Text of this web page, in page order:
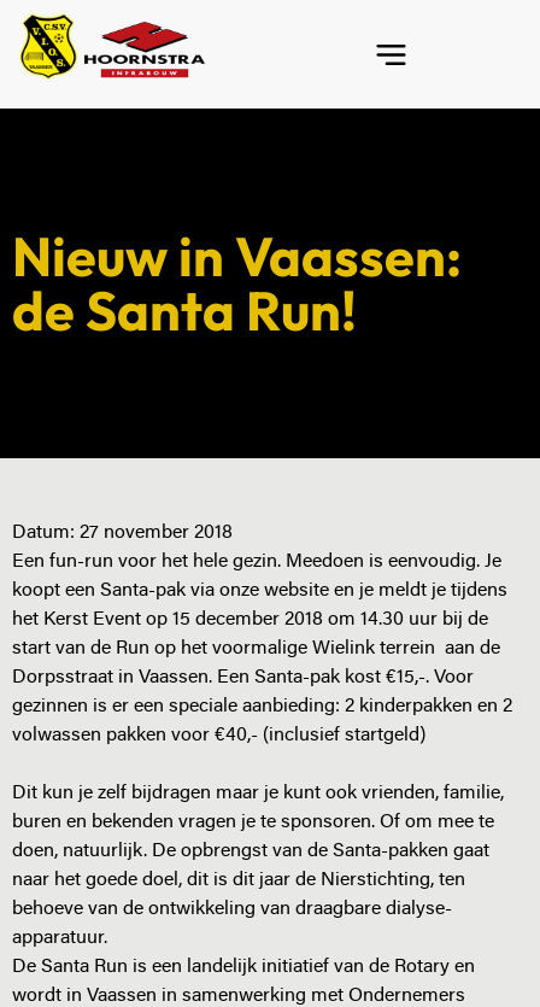
Nieuw in Vaassen:
de Santa Run!
Datum: 27 november 2018
Een fun-run voor het hele gezin. Meedoen is eenvoudig. Je
koopt een Santa-pak via onze website en je meldt je tijdens
het Kerst Event op 15 december 2018 om 14.30 uur bij de
start van de Run op het voormalige Wielink terrein aan de
Dorpsstraat in Vaassen. Een Santa-pak kost €15,-. Voor
gezinnen is er een speciale aanbieding: 2 kinderpakken en 2
volwassen pakken voor €40,- (inclusief startgeld)
Dit kun je zelf bijdragen maar je kunt ook vrienden, familie,
buren en bekenden vragen je te sponsoren. Of om mee te
doen, natuurlijk. De opbrengst van de Santa-pakken gaat
naar het goede doel, dit is dit jaar de Nierstichting, ten
behoeve van de ontwikkeling van draagbare dialyse-
apparatuur.
De Santa Run is een landelijk initiatief van de Rotary en
wordt in Vaassen in samenwerking met Ondernemers